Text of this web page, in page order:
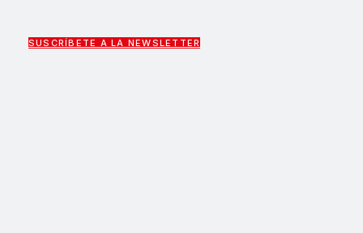
SUSCRÍBETE A LA NEWSLETTER